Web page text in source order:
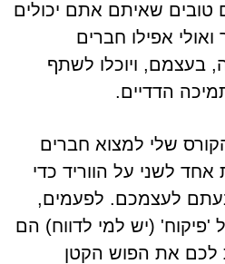
טובים שאיתם אתם יכולים
אפילו חברים
בעצמם, ויוכלו לשתף
הדדיים.
שלי למצוא חברים
לשני על הווריד כדי
לעצמכם. לפעמים,
'פיקוח' (יש למי לדווח) הם
לכם את הפוש הקטן